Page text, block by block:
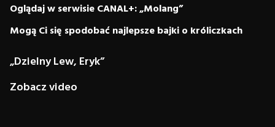
Oglądaj w serwisie CANAL+: „Molang”
Mogą Ci się spodobać najlepsze bajki o króliczkach
„Dzielny Lew, Eryk”
Zobacz video